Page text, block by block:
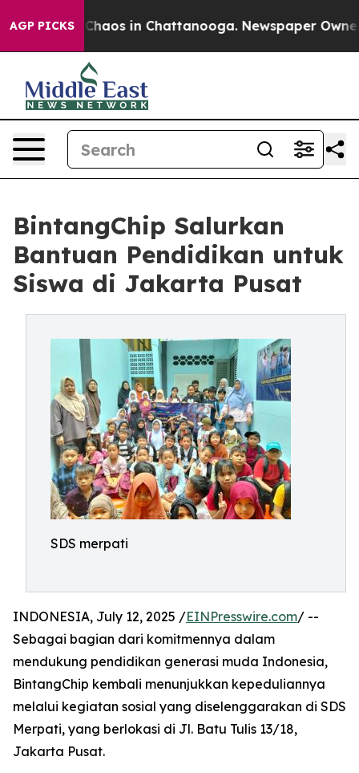
AGP PICKS
Collapse Chaos in Chattanooga. Newspaper Owner
BintangChip Salurkan
Bantuan Pendidikan untuk
Siswa di Jakarta Pusat
SDS merpati
INDONESIA, July 12, 2025 /EINPresswire.com/ --
Sebagai bagian dari komitmennya dalam
mendukung pendidikan generasi muda Indonesia,
BintangChip kembali menunjukkan kepeduliannya
melalui kegiatan sosial yang diselenggarakan di SDS
Merpati, yang berlokasi di Jl. Batu Tulis 13/18,
Jakarta Pusat.